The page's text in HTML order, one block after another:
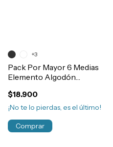
Pack Por Mayor 6 Medias
Elemento Algodón
Art.101
$18.900
¡No te lo pierdas, es el último!
+3
Comprar